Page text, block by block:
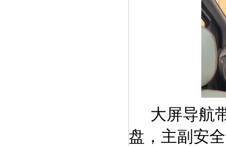
大屏导航
盘，主副安